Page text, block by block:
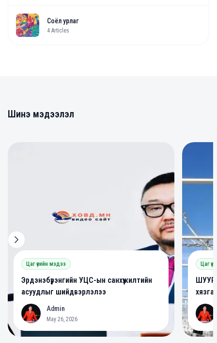
Соёл урлаг
4 Articles
Шинэ мэдээлэл
Цаг үеийн мэдээ
Эрдэнэбүрэнгийн УЦС-ын санхүүжилтийн
асуудлыг шийдвэрлэлээ
A Admin
May 26, 2026
Цаг
A